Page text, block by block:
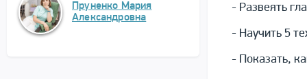
Пруненко Мария
Александровна
- Развеять
- Научить 5
- Показать,